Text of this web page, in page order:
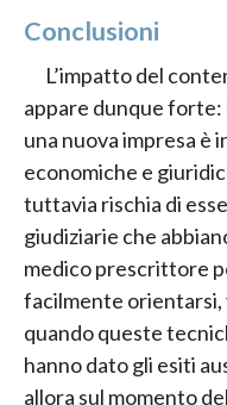
Conclusioni
L’impatto del
appare dunque forte:
una nuova impresa è
economiche e
tuttavia rischia di
giudiziarie che
medico prescrittore
facilmente orientarsi,
quando queste
hanno dato gli esiti
allora sul momento